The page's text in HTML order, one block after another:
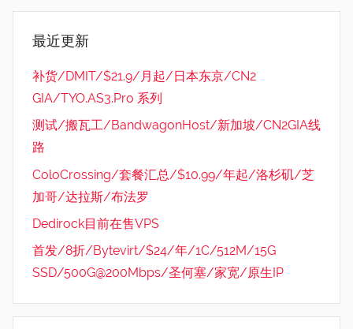
最近更新
补货/DMIT/$21.9/月起/日本东京/CN2
GIA/TYO.AS3.Pro 系列
测试/搬瓦工/BandwagonHost/新加坡/CN2GIA线
路
ColoCrossing/套餐汇总/$10.99/年起/洛杉矶/芝
加哥/达拉斯/布法罗
Dedirock目前在售VPS
首发/8折/Bytevirt/$24/年/1C/512M/15G
SSD/500G@200Mbps/圣何塞/家宽/原生IP